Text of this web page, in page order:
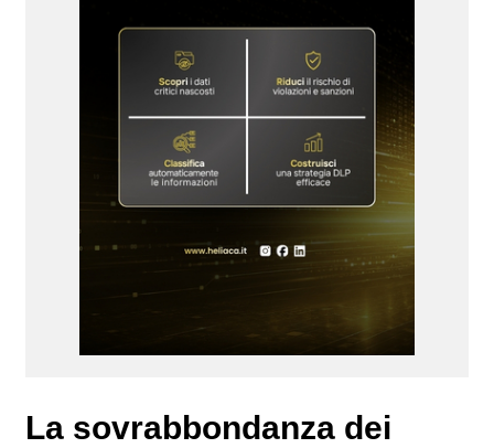
La sovrabbondanza dei